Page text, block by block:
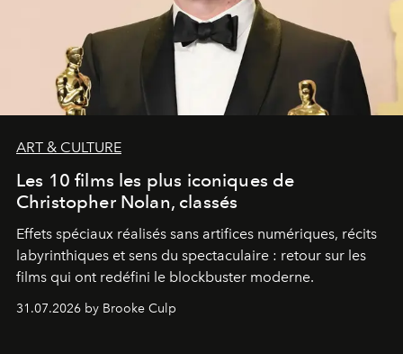
ART & CULTURE
Les 10 films les plus iconiques de
Christopher Nolan, classés
Effets spéciaux réalisés sans artifices numériques, récits
labyrinthiques et sens du spectaculaire : retour sur les
films qui ont redéfini le blockbuster moderne.
31.07.2026 by Brooke Culp